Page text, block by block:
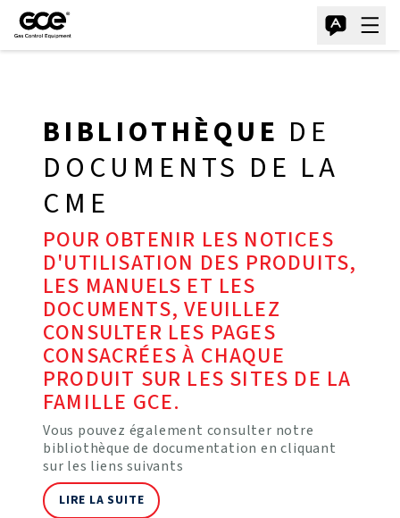
BIBLIOTHÈQUE DE
DOCUMENTS DE LA
CME
POUR OBTENIR LES NOTICES
D'UTILISATION DES PRODUITS,
LES MANUELS ET LES
DOCUMENTS, VEUILLEZ
CONSULTER LES PAGES
CONSACRÉES À CHAQUE
PRODUIT SUR LES SITES DE LA
FAMILLE GCE.
Vous pouvez également consulter notre
bibliothèque de documentation en cliquant
sur les liens suivants
LIRE LA SUITE